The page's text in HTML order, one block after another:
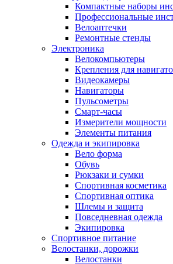
Компактные наборы
Профессиональные
Велоаптечки
Ремонтные стенды
Электроника
Велокомпьютеры
Крепления для
Видеокамеры
Навигаторы
Пульсометры
Смарт-часы
Измерители мощности
Элементы питания
Одежда и экипировка
Вело форма
Обувь
Рюкзаки и сумки
Спортивная косметика
Спортивная оптика
Шлемы и защита
Повседневная одежда
Экипировка
Спортивное питание
Велостанки, дорожки
Велостанки